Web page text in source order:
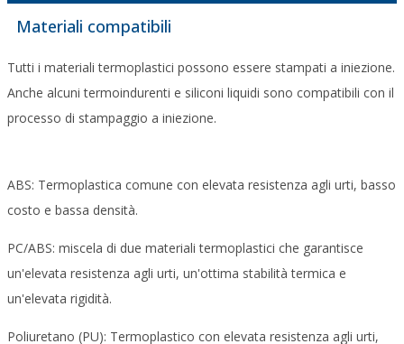
Materiali compatibili
Tutti i materiali termoplastici possono essere stampati a iniezione.
Anche alcuni termoindurenti e siliconi liquidi sono compatibili con il
processo di stampaggio a iniezione.
ABS: Termoplastica comune con elevata resistenza agli urti, basso
costo e bassa densità.
PC/ABS: miscela di due materiali termoplastici che garantisce
un'elevata resistenza agli urti, un'ottima stabilità termica e
un'elevata rigidità.
Poliuretano (PU): Termoplastico con elevata resistenza agli urti,